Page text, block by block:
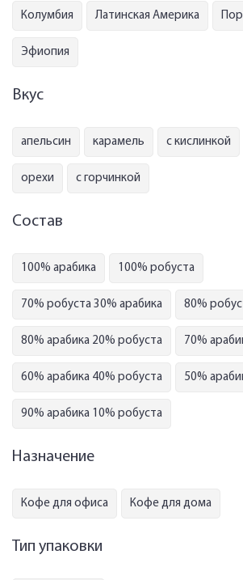
Колумбия Латинская Америка
Эфиопия
Вкус
апельсин карамель с кислинкой
орехи с горчинкой
Состав
100% арабика 100% робуста
70% робуста 30% арабика 80%
80% арабика 20% робуста 70%
60% арабика 40% робуста 50%
90% арабика 10% робуста
Назначение
Кофе для офиса Кофе для дома
Тип упаковки